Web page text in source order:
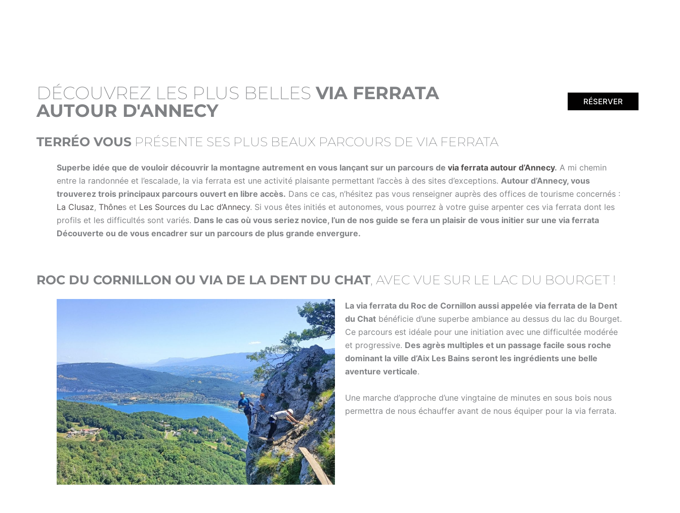
DÉCOUVREZ LES PLUS BELLES VIA FERRATA
AUTOUR D'ANNECY
RÉSERVER
TERRÉO VOUS PRÉSENTE SES PLUS BEAUX PARCOURS DE VIA FERRATA
Superbe idée que de vouloir découvrir la montagne autrement en vous lançant sur un parcours de via ferrata autour d’Annecy. A mi chemin
entre la randonnée et l’escalade, la via ferrata est une activité plaisante permettant l’accès à des sites d’exceptions. Autour d’Annecy, vous
trouverez trois principaux parcours ouvert en libre accès. Dans ce cas, n’hésitez pas vous renseigner auprès des offices de tourisme concernés :
La Clusaz, Thônes et Les Sources du Lac d’Annecy. Si vous êtes initiés et autonomes, vous pourrez à votre guise arpenter ces via ferrata dont les
profils et les difficultés sont variés. Dans le cas où vous seriez novice, l’un de nos guide se fera un plaisir de vous initier sur une via ferrata
Découverte ou de vous encadrer sur un parcours de plus grande envergure.
ROC DU CORNILLON OU VIA DE LA DENT DU CHAT, AVEC VUE SUR LE LAC DU BOURGET !
La via ferrata du Roc de Cornillon aussi appelée via ferrata de la Dent
du Chat bénéficie d’une superbe ambiance au dessus du lac du Bourget.
Ce parcours est idéale pour une initiation avec une difficultée modérée
et progressive. Des agrès multiples et un passage facile sous roche
dominant la ville d’Aix Les Bains seront les ingrédients une belle
aventure verticale.
Une marche d’approche d’une vingtaine de minutes en sous bois nous
permettra de nous échauffer avant de nous équiper pour la via ferrata.